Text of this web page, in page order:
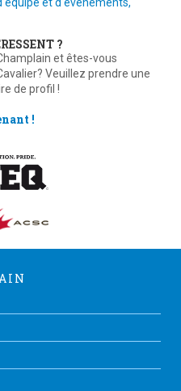
?
et êtes-vous
Veuillez prendre une
de profil !
!